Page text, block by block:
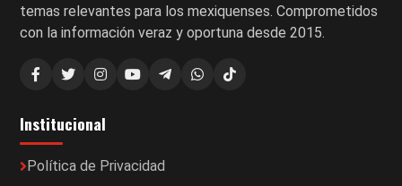
temas relevantes para los mexiquenses. Comprometidos
con la información veraz y oportuna desde 2015.
Institucional
Política de Privacidad